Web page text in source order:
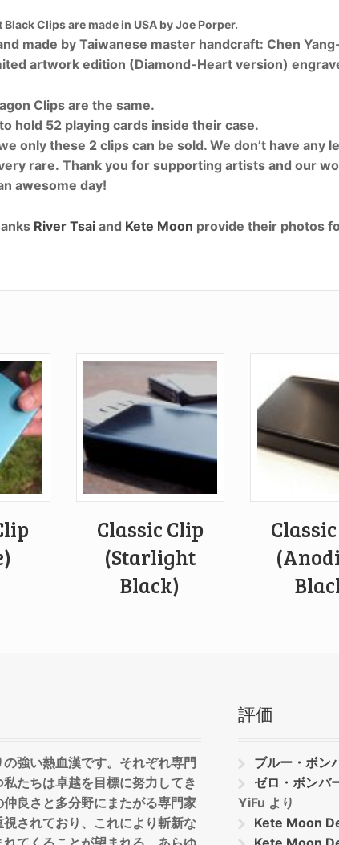
Clips are made in USA by Joe Porper.
made by Taiwanese master handcraft: Chen
artwork edition (Diamond-Heart version)
Clips are the same.
hold 52 playing cards inside their case.
only these 2 clips can be sold. We don’t have any
very rare. Thank you for supporting artists and our
awesome day!
River Tsaiand Kete Moon provide their photos
Classic Clip
(Starlight
Black)
強い熱血漢です。それぞれ専門
たちは卓越を目標に努力してき
仲良さと多分野にまたがる専門家
されており、これにより斬新な
評価
ブルー・ボン
ゼロ・ボンバ
YiFu より
Kete Moon